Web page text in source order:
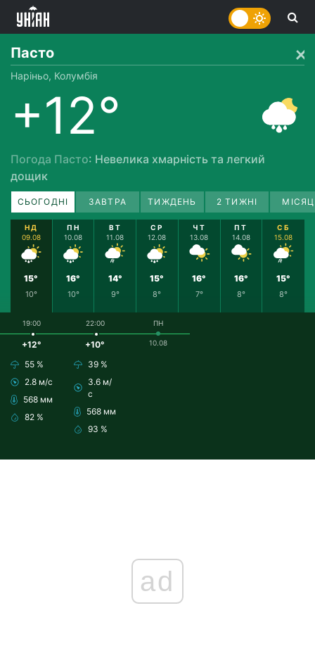
Пасто
Наріньо, Колумбія
+12°
Погода Пасто: Невелика хмарність та легкий
дощик
СЬОГОДНІ ЗАВТРА ТИЖДЕНЬ 2 ТИЖНІ
НД
09.08
15°
10°
ПН
10.08
16°
10°
ВТ
11.08
14°
9°
СР
12.08
15°
8°
ЧТ
13.08
16°
7°
ПТ
14.08
16°
8°
СБ
15.08
15°
8°
19:00
+12°
55 %
2.8 м/с
568 мм
82 %
22:00
+10°
39 %
3.6 м/
с
568 мм
93 %
ПН
10.08
ad